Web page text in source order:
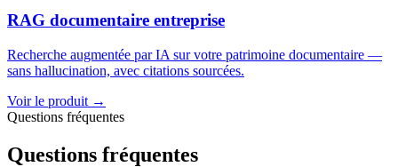
RAG documentaire entreprise
Recherche augmentée par IA sur votre patrimoine documentaire —
sans hallucination, avec citations sourcées.
Voir le produit →
Questions fréquentes
Questions fréquentes